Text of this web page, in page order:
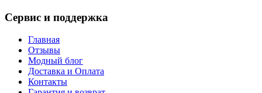
Сервис и поддержка
Главная
Отзывы
Модный блог
Доставка и Оплата
Контакты